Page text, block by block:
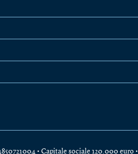
• Capitale sociale 120.000 euro •